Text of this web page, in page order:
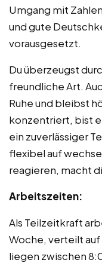
Umgang mit
und gute
vorausgesetzt.
Du überzeugst
freundliche Art.
Ruhe und bleibst
konzentriert, bist
ein zuverlässiger
flexibel auf
reagieren, macht
Arbeitszeiten:
Als Teilzeitkraft
Woche, verteilt
liegen zwischen